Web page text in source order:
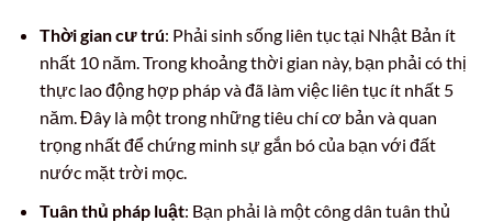
Thời gian cư trú: Phải sinh sống liên tục tại Nhật Bản ít
nhất 10 năm. Trong khoảng thời gian này, bạn phải có thị
thực lao động hợp pháp và đã làm việc liên tục ít nhất 5
năm. Đây là một trong những tiêu chí cơ bản và quan
trọng nhất để chứng minh sự gắn bó của bạn với đất
nước mặt trời mọc.
Tuân thủ pháp luật: Bạn phải là một công dân tuân thủ